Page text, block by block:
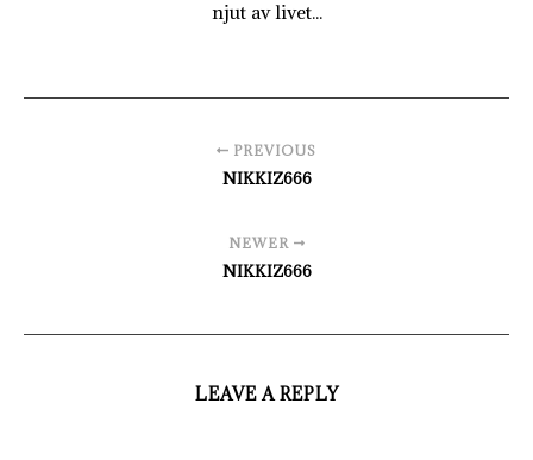
njut av livet...
PREVIOUS
NIKKIZ666
NEWER
NIKKIZ666
LEAVE A REPLY